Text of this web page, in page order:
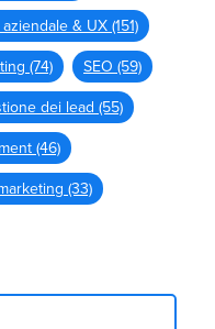
& UX (151)
(74) SEO (59)
dei lead (55)
(46)
(33)